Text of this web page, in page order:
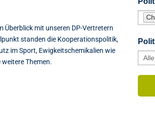
Überblick mit unseren DP-Vertretern
standen die Kooperationspolitik,
im Sport, Ewigkeitschemikalien wie
weitere Themen.